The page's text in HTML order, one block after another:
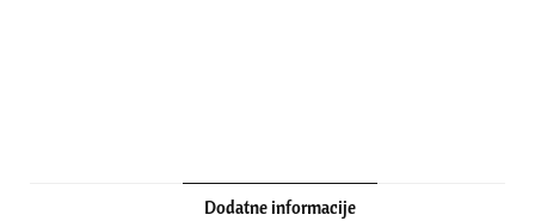
Dodatne informacije